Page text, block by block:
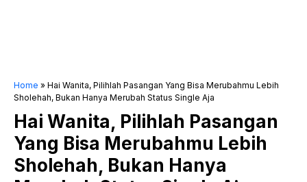
Home » Hai Wanita, Pilihlah Pasangan Yang Bisa Merubahmu Lebih
Sholehah, Bukan Hanya Merubah Status Single Aja
Hai Wanita, Pilihlah Pasangan
Yang Bisa Merubahmu Lebih
Sholehah, Bukan Hanya